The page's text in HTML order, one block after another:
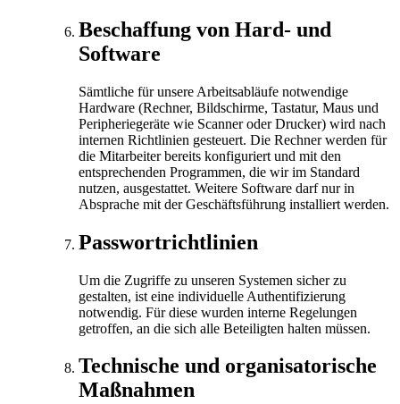
Beschaffung von Hard- und
Software
Sämtliche für unsere Arbeitsabläufe notwendige
Hardware (Rechner, Bildschirme, Tastatur, Maus und
Peripheriegeräte wie Scanner oder Drucker) wird nach
internen Richtlinien gesteuert. Die Rechner werden für
die Mitarbeiter bereits konfiguriert und mit den
entsprechenden Programmen, die wir im Standard
nutzen, ausgestattet. Weitere Software darf nur in
Absprache mit der Geschäftsführung installiert werden.
Passwortrichtlinien
Um die Zugriffe zu unseren Systemen sicher zu
gestalten, ist eine individuelle Authentifizierung
notwendig. Für diese wurden interne Regelungen
getroffen, an die sich alle Beteiligten halten müssen.
Technische und organisatorische
Maßnahmen